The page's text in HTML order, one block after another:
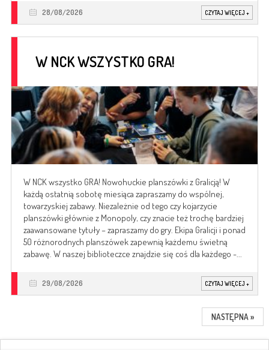
28/08/2026 CZYTAJ WIĘCEJ +
W NCK WSZYSTKO GRA!
W NCK wszystko GRA! Nowohuckie planszówki z Gralicją! W
każdą ostatnią sobotę miesiąca zapraszamy do wspólnej,
towarzyskiej zabawy. Niezależnie od tego czy kojarzycie
planszówki głównie z Monopoly, czy znacie też trochę bardziej
zaawansowane tytuły – zapraszamy do gry. Ekipa Gralicji i ponad
50 różnorodnych planszówek zapewnią każdemu świetną
zabawę. W naszej biblioteczce znajdzie się coś dla każdego -...
29/08/2026 CZYTAJ WIĘCEJ +
NASTĘPNA »